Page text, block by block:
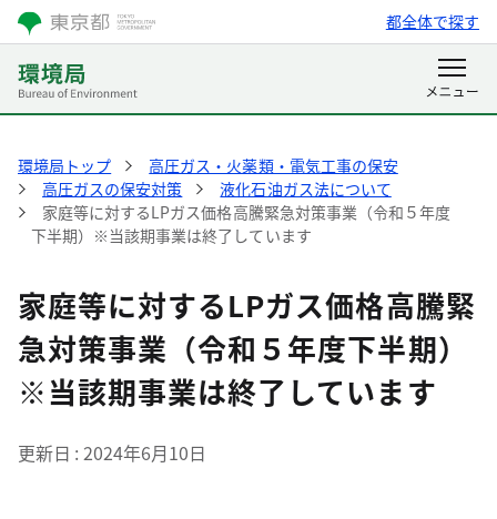
都全体で探す
環境局トップ
高圧ガス・火薬類・電気工事の保安
高圧ガスの保安対策
液化石油ガス法について
家庭等に対するLPガス価格高騰緊急対策事業（令和５年度
下半期）※当該期事業は終了しています
家庭等に対するLPガス価格高騰緊
急対策事業（令和５年度下半期）
※当該期事業は終了しています
更新日 2024年6月10日